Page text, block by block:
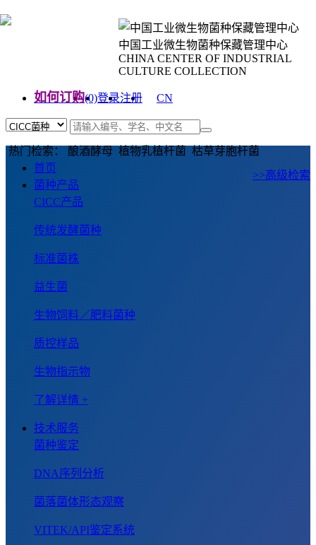
中国工业微生物菌种保藏管理中心
CHINA CENTER OF INDUSTRIAL
CULTURE COLLECTION
如何订购(0)登录注册
CN
热门检索： 酿酒酵母 植物乳植杆菌 枯草芽胞杆菌
>>高级检索
首页
菌种产品
CICC产品
传统发酵菌种
标准菌株
益生菌
生物饲料／肥料菌种
质控样品
生物指示物
了解详情 +
技术服务
菌种鉴定
DNA序列分析
菌落菌体形态观察
VITEK/API鉴定系统